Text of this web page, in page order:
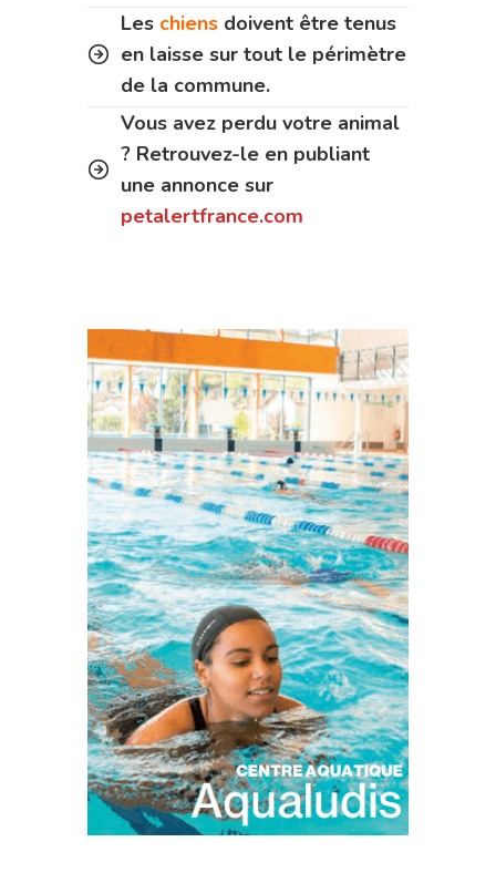
Les chiens doivent être tenus
en laisse sur tout le périmètre
de la commune.
Vous avez perdu votre animal
? Retrouvez-le en publiant
une annonce sur
petalertfrance.com